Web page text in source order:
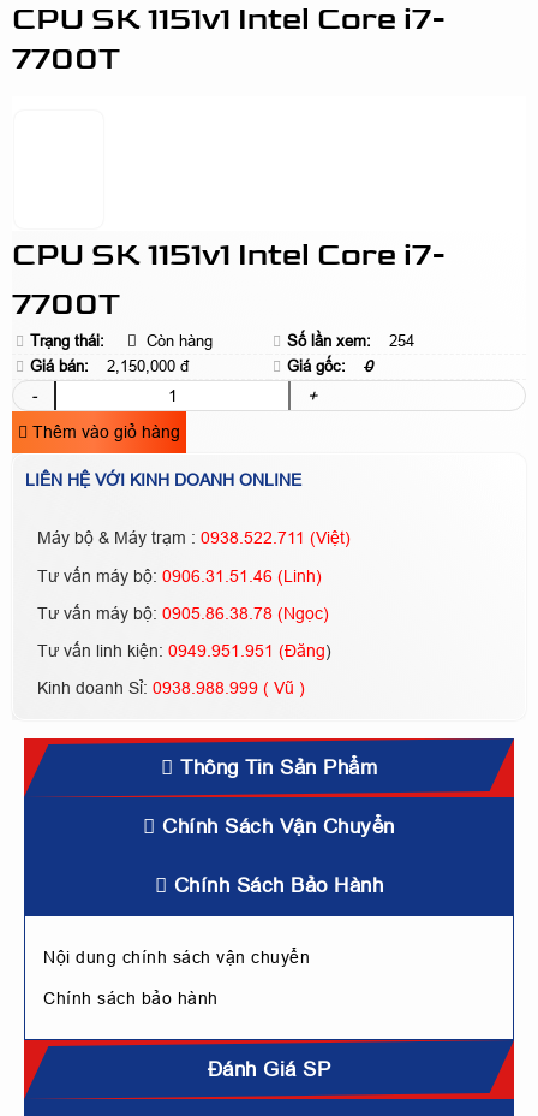
CPU SK 1151v1 Intel Core i7-
7700T
CPU SK 1151v1 Intel Core i7-
7700T
Trạng thái: Còn hàng Số lần xem:
254
Giá bán:
2,150,000 đ Giá gốc: 0
-
+
Thêm vào giỏ hàng
LIÊN HỆ VỚI KINH DOANH ONLINE
Máy bộ & Máy trạm : 0938.522.711 (Việt)
Tư vấn máy bộ: 0906.31.51.46 (Linh)
Tư vấn máy bộ: 0905.86.38.78 (Ngọc)
Tư vấn linh kiện: 0949.951.951 (Đăng)
Kinh doanh Sỉ: 0938.988.999 ( Vũ )
Thông Tin Sản Phẩm
Chính Sách Vận Chuyển
Chính Sách Bảo Hành
Nội dung chính sách vận chuyển
Chính sách bảo hành
Đánh Giá SP